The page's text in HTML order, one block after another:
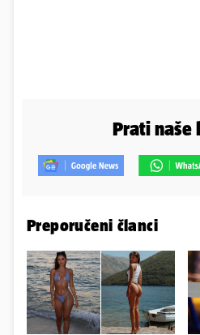
Prati naše
Preporučeni članci